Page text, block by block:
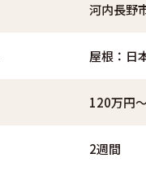
河内長野
屋根：日
120万円
2週間